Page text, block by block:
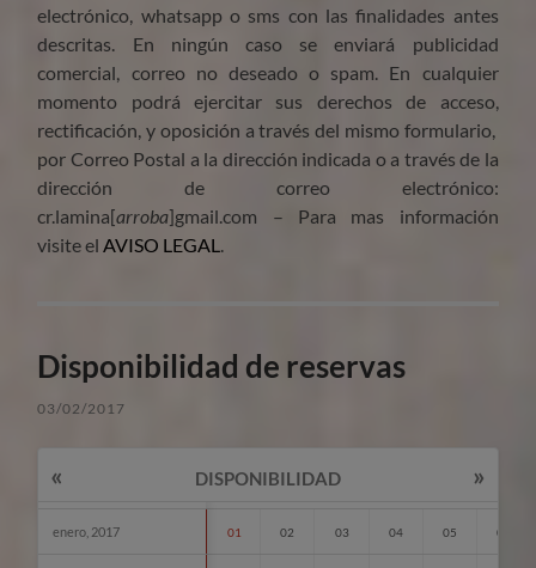
electrónico, whatsapp o sms con las finalidades antes
descritas. En ningún caso se enviará publicidad
comercial, correo no deseado o spam. En cualquier
momento podrá ejercitar sus derechos de acceso,
rectificación, y oposición a través del mismo formulario,
por Correo Postal a la dirección indicada o a través de la
dirección de correo electrónico:
cr.lamina[arroba]gmail.com – Para mas información
visite elAVISO LEGAL.
Disponibilidad de reservas
03/02/2017
« DISPONIBILIDAD »
enero, 2017 01 02 03 04 05 06